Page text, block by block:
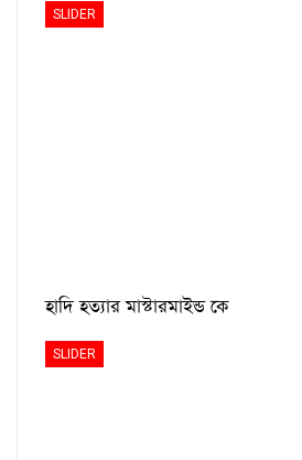
SLIDER
হাদি হত্যার মাস্টারমাইন্ড কে
SLIDER